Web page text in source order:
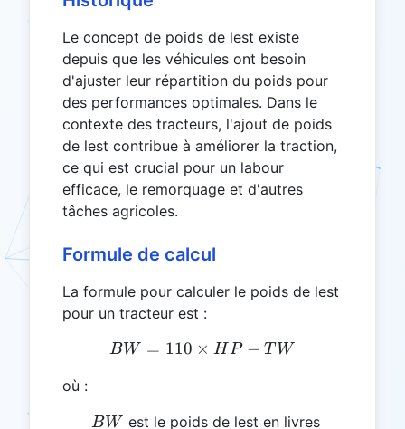
Le concept de poids de lest existe
depuis que les véhicules ont besoin
d'ajuster leur répartition du poids pour
des performances optimales. Dans le
contexte des tracteurs, l'ajout de poids
de lest contribue à améliorer la traction,
ce qui est crucial pour un labour
efficace, le remorquage et d'autres
tâches agricoles.
Formule de calcul
La formule pour calculer le poids de lest
pour un tracteur est :
BW = 110 \times HP -
BW = 110 × HP − TW
où :
BW
BW est le poids de lest en livres